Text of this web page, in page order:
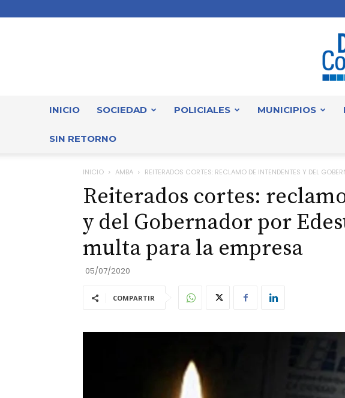
INICIO SOCIEDAD POLICIALES MUNICIPIOS
SIN RETORNO
INICIO AMBA REITERADOS CORTES: RECLAMO DE INTENDENTES Y DEL
Reiterados cortes:
y del Gobernador por
multa para la empresa
05/07/2020
COMPARTIR